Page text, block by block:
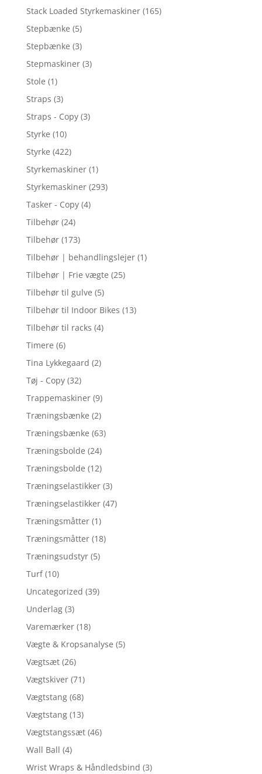
Stack Loaded Styrkemaskiner (165)
Stepbænke (5)
Stepbænke (3)
Stepmaskiner (3)
Stole (1)
Straps (3)
Straps - Copy (3)
Styrke (10)
Styrke (422)
Styrkemaskiner (1)
Styrkemaskiner (293)
Tasker - Copy (4)
Tilbehør (24)
Tilbehør (173)
Tilbehør | behandlingslejer (1)
Tilbehør | Frie vægte (25)
Tilbehør til gulve (5)
Tilbehør til Indoor Bikes (13)
Tilbehør til racks (4)
Timere (6)
Tina Lykkegaard (2)
Tøj - Copy (32)
Trappemaskiner (9)
Træningsbænke (2)
Træningsbænke (63)
Træningsbolde (24)
Træningsbolde (12)
Træningselastikker (3)
Træningselastikker (47)
Træningsmåtter (1)
Træningsmåtter (18)
Træningsudstyr (5)
Turf (10)
Uncategorized (39)
Underlag (3)
Varemærker (18)
Vægte & Kropsanalyse (5)
Vægtsæt (26)
Vægtskiver (71)
Vægtstang (68)
Vægtstang (13)
Vægtstangssæt (46)
Wall Ball (4)
Wrist Wraps & Håndledsbind (3)